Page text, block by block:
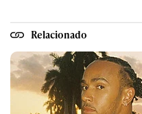
Relacionado